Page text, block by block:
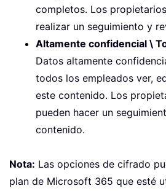
completos. Los
realizar un seguimiento y
Altamente confidencial \
Datos altamente
todos los empleados ver,
este contenido. Los
pueden hacer un
contenido.
Nota: Las opciones de cifrado
plan de Microsoft 365 que esté